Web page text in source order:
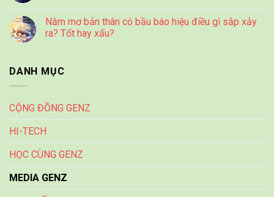
Nằm mơ bản thân có bầu báo hiệu điều gì sắp xảy
ra? Tốt hay xấu?
DANH MỤC
CỘNG ĐỒNG GENZ
HI-TECH
HỌC CÙNG GENZ
MEDIA GENZ